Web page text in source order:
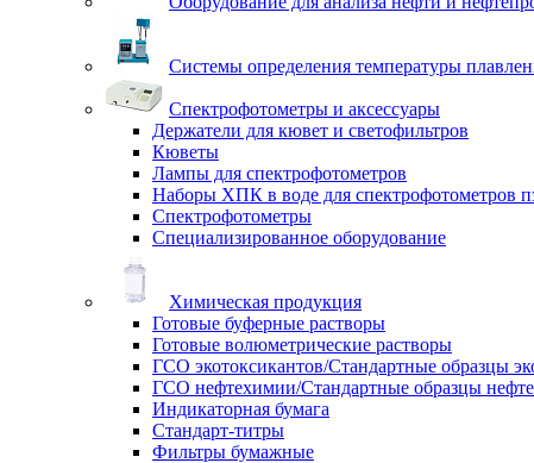
Системы определения температуры
Спектрофотометры и аксессуары
Держатели для кювет и светофильтров
Кюветы
Лампы для спектрофотометров
Наборы ХПК в воде для спектрофотометров
Спектрофотометры
Специализированное оборудование
Химическая продукция
Готовые буферные растворы
Готовые волюметрические растворы
ГСО экотоксикантов/Стандартные образцы
ГСО нефтехимии/Стандартные образцы
Индикаторная бумага
Стандарт-титры
Фильтры бумажные